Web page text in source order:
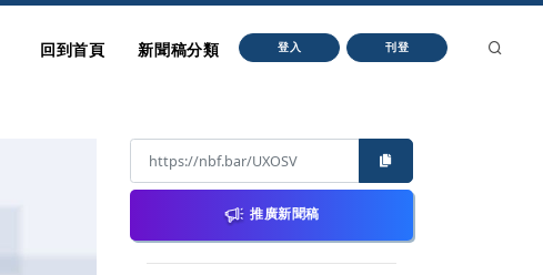
回到首頁 新聞稿分類 登入 刊登
推廣新聞稿